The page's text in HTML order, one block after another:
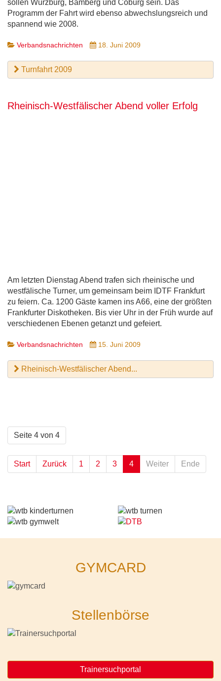
sollen Würzburg, Bamberg und Coburg sein. Das
Programm der Fahrt wird ebenso abwechslungsreich und
spannend wie 2008.
Verbandsnachrichten 18. Juni 2009
Turnfahrt 2009
Rheinisch-Westfälischer Abend voller Erfolg
Am letzten Dienstag Abend trafen sich rheinische und
westfälische Turner, um gemeinsam beim IDTF Frankfurt
zu feiern. Ca. 1200 Gäste kamen ins A66, eine der größten
Frankfurter Diskotheken. Bis vier Uhr in der Früh wurde auf
verschiedenen Ebenen getanzt und gefeiert.
Verbandsnachrichten 15. Juni 2009
Rheinisch-Westfälischer Abend...
Seite 4 von 4
Start Zurück 1 2 3 4 Weiter Ende
GYMCARD
Stellenbörse
Trainersuchportal